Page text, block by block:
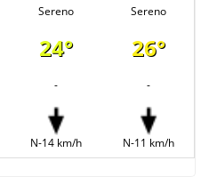
Sereno Sereno
24° 26°
- -
N-14 km/h N-11 km/h